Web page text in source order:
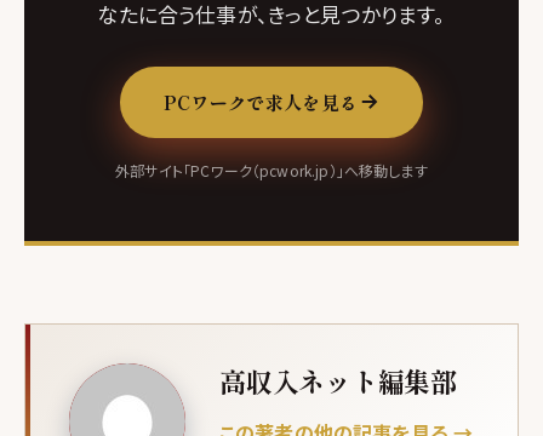
なたに合う仕事が、きっと見つかります。
PCワークで求人を見る
外部サイト「PCワーク（pcwork.jp）」へ移動します
高収入ネット編集部